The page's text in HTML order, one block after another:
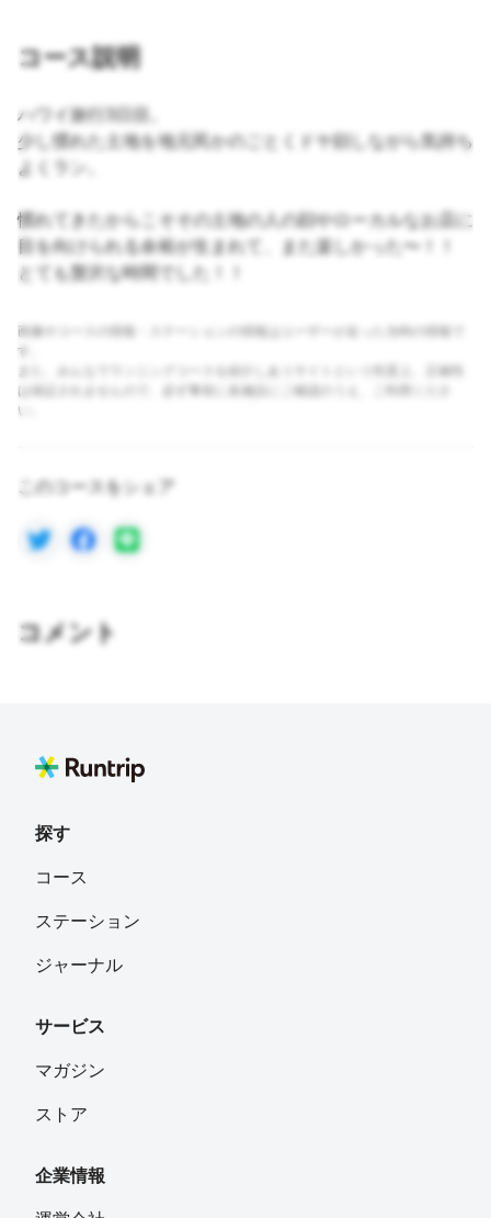
コース説明
ハワイ旅行3日目。
少し慣れた土地を地元民かのごとくドヤ顔しながら気持ち
よくラン。
慣れてきたからこそその土地の人の顔やローカルなお店に
目を向けられる余裕が生まれて、また楽しかった〜！！
とても贅沢な時間でした！！
画像やコースの情報・ステーションの情報はユーザーが走った当時の情報で
す。
また、みんなでランニングコースを紹介しあうサイトという性質上、正確性
は保証されませんので、必ず事前に各施設にご確認のうえ、ご利用くださ
い。
このコースをシェア
コメント
探す
コース
ステーション
ジャーナル
サービス
マガジン
ストア
企業情報